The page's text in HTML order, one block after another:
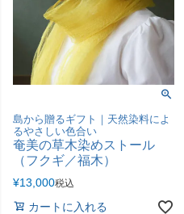
島から贈るギフト｜天然染料によ
るやさしい色合い
奄美の草木染めストール
（フクギ／福木）
¥13,000税込
カートに入れる